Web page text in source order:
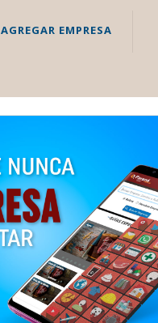
AGREGAR EMPRESA